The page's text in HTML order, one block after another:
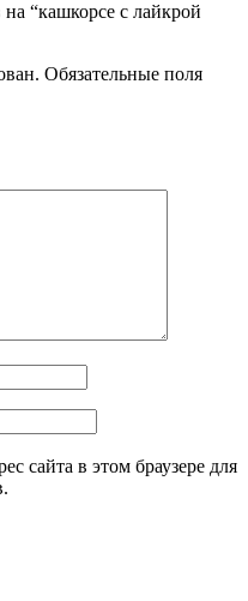
“кашкорсе с лайкрой
Обязательные поля
сайта в этом браузере для